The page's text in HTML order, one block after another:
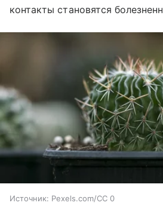
контакты становятся
Источник: Pexels.com/CC 0